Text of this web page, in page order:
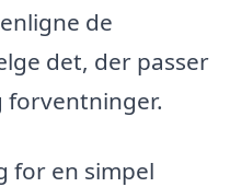
de
det, der passer
forventninger.
for en simpel